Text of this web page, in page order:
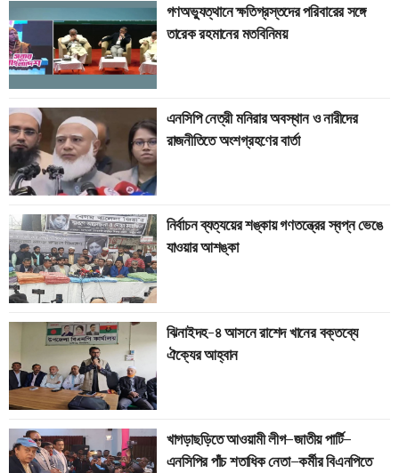
গণঅভ্যুত্থানে ক্ষতিগ্রস্তদের পরিবারের সঙ্গে
তারেক রহমানের মতবিনিময়
এনসিপি নেত্রী মনিরার অবস্থান ও নারীদের
রাজনীতিতে অংশগ্রহণের বার্তা
নির্বাচন ব্যত্যয়ের শঙ্কায় গণতন্ত্রের স্বপ্ন ভেঙে
যাওয়ার আশঙ্কা
ঝিনাইদহ-৪ আসনে রাশেদ খানের বক্তব্যে
ঐক্যের আহ্বান
খাগড়াছড়িতে আওয়ামী লীগ–জাতীয় পার্টি–
এনসিপির পাঁচ শতাধিক নেতা–কর্মীর বিএনপিতে